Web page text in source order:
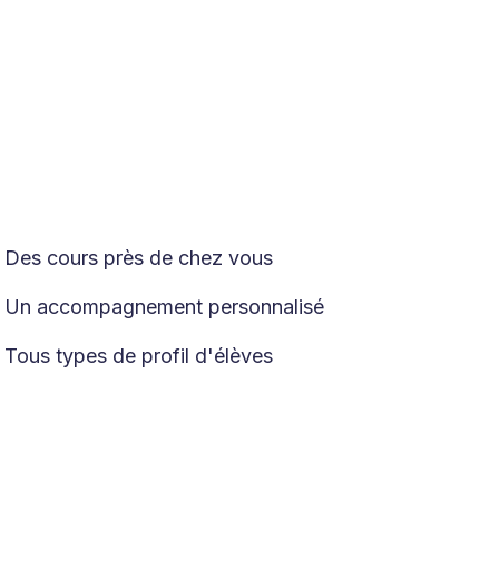
Des cours près de chez vous
Un accompagnement personnalisé
Tous types de profil d'élèves